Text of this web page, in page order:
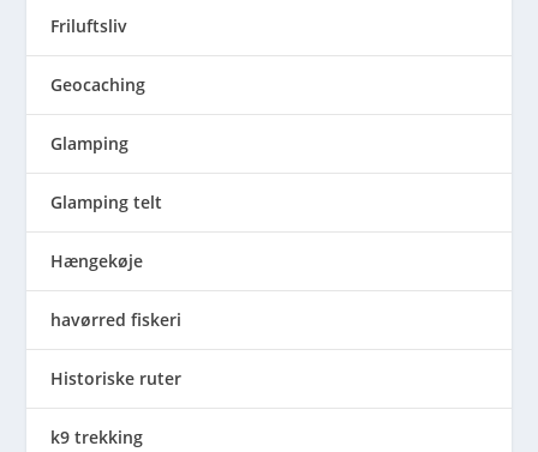
Friluftsliv
Geocaching
Glamping
Glamping telt
Hængekøje
havørred fiskeri
Historiske ruter
k9 trekking